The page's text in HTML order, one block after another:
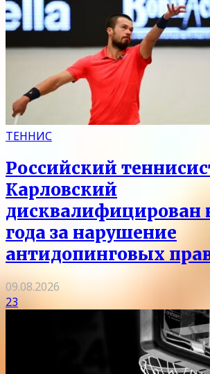
ТЕННИС
Российский
Карловский
дисквалифицирован
года за нарушение
антидопинговых
09.08.2026
23